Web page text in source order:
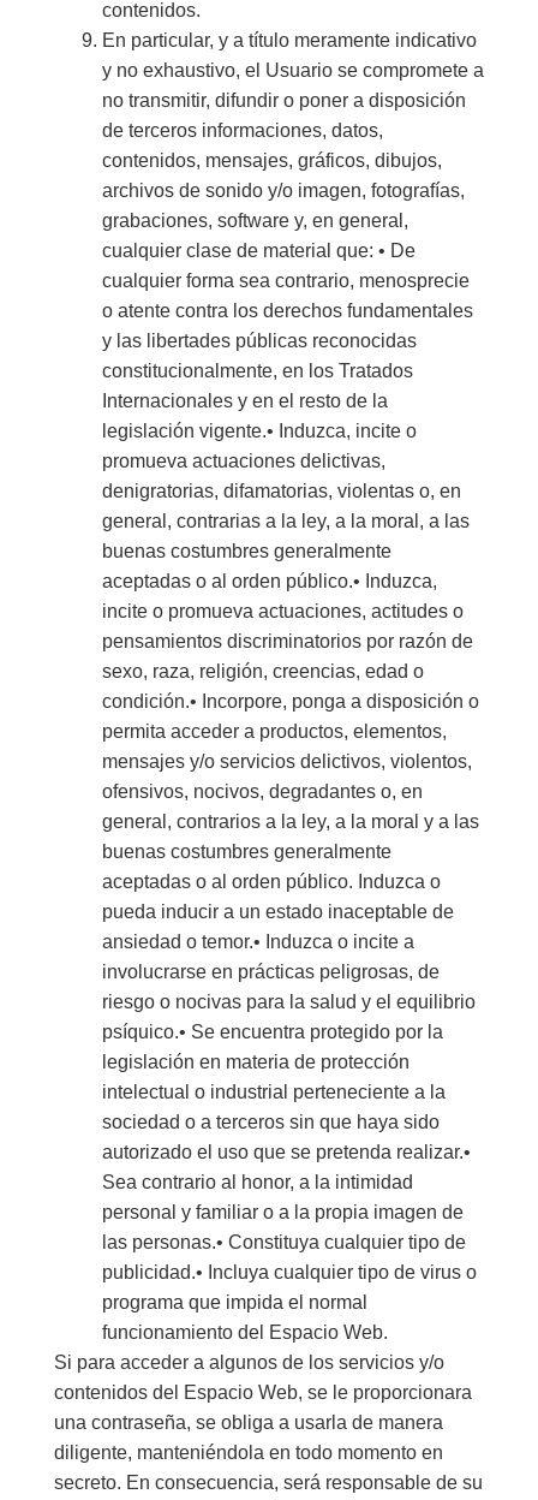
contenidos.
En particular, y a título meramente indicativo
y no exhaustivo, el Usuario se compromete a
no transmitir, difundir o poner a disposición
de terceros informaciones, datos,
contenidos, mensajes, gráficos, dibujos,
archivos de sonido y/o imagen, fotografías,
grabaciones, software y, en general,
cualquier clase de material que: • De
cualquier forma sea contrario, menosprecie
o atente contra los derechos fundamentales
y las libertades públicas reconocidas
constitucionalmente, en los Tratados
Internacionales y en el resto de la
legislación vigente.• Induzca, incite o
promueva actuaciones delictivas,
denigratorias, difamatorias, violentas o, en
general, contrarias a la ley, a la moral, a las
buenas costumbres generalmente
aceptadas o al orden público.• Induzca,
incite o promueva actuaciones, actitudes o
pensamientos discriminatorios por razón de
sexo, raza, religión, creencias, edad o
condición.• Incorpore, ponga a disposición o
permita acceder a productos, elementos,
mensajes y/o servicios delictivos, violentos,
ofensivos, nocivos, degradantes o, en
general, contrarios a la ley, a la moral y a las
buenas costumbres generalmente
aceptadas o al orden público. Induzca o
pueda inducir a un estado inaceptable de
ansiedad o temor.• Induzca o incite a
involucrarse en prácticas peligrosas, de
riesgo o nocivas para la salud y el equilibrio
psíquico.• Se encuentra protegido por la
legislación en materia de protección
intelectual o industrial perteneciente a la
sociedad o a terceros sin que haya sido
autorizado el uso que se pretenda realizar.•
Sea contrario al honor, a la intimidad
personal y familiar o a la propia imagen de
las personas.• Constituya cualquier tipo de
publicidad.• Incluya cualquier tipo de virus o
programa que impida el normal
funcionamiento del Espacio Web.
Si para acceder a algunos de los servicios y/o
contenidos del Espacio Web, se le proporcionara
una contraseña, se obliga a usarla de manera
diligente, manteniéndola en todo momento en
secreto. En consecuencia, será responsable de su